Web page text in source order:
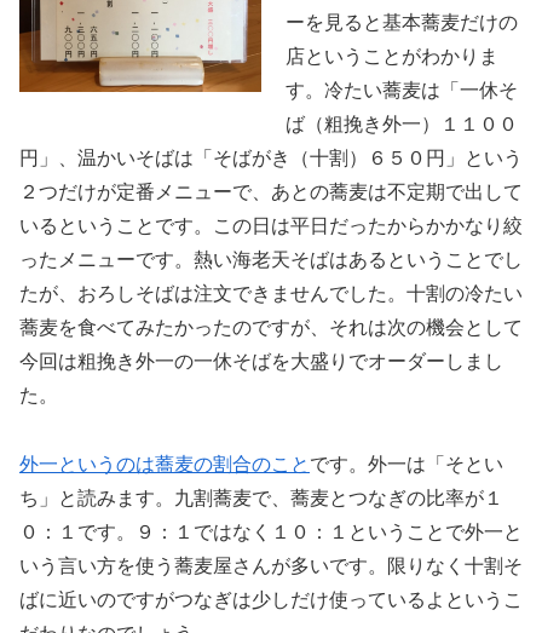
ーを見ると基本蕎麦だけの
店ということがわかりま
す。冷たい蕎麦は「一休そ
ば（粗挽き外一）１１００
円」、温かいそばは「そばがき（十割）６５０円」という
２つだけが定番メニューで、あとの蕎麦は不定期で出して
いるということです。この日は平日だったからかかなり絞
ったメニューです。熱い海老天そばはあるということでし
たが、おろしそばは注文できませんでした。十割の冷たい
蕎麦を食べてみたかったのですが、それは次の機会として
今回は粗挽き外一の一休そばを大盛りでオーダーしまし
た。
外一というのは蕎麦の割合のこと です。外一は「そとい
ち」と読みます。九割蕎麦で、蕎麦とつなぎの比率が１
０：１です。９：１ではなく１０：１ということで外一と
いう言い方を使う蕎麦屋さんが多いです。限りなく十割そ
ばに近いのですがつなぎは少しだけ使っているよというこ